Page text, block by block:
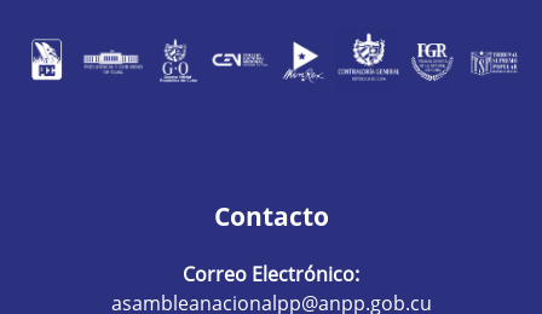
Contacto
Correo Electrónico:
asambleanacionalpp@anpp.gob.cu